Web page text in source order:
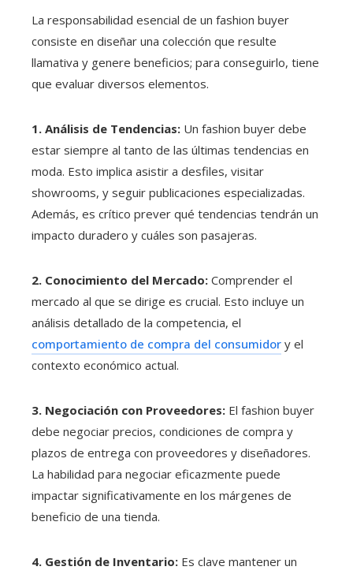
La responsabilidad esencial de un fashion buyer
consiste en diseñar una colección que resulte
llamativa y genere beneficios; para conseguirlo, tiene
que evaluar diversos elementos.
1. Análisis de Tendencias: Un fashion buyer debe
estar siempre al tanto de las últimas tendencias en
moda. Esto implica asistir a desfiles, visitar
showrooms, y seguir publicaciones especializadas.
Además, es crítico prever qué tendencias tendrán un
impacto duradero y cuáles son pasajeras.
2. Conocimiento del Mercado: Comprender el
mercado al que se dirige es crucial. Esto incluye un
análisis detallado de la competencia, el
comportamiento de compra del consumidor y el
contexto económico actual.
3. Negociación con Proveedores: El fashion buyer
debe negociar precios, condiciones de compra y
plazos de entrega con proveedores y diseñadores.
La habilidad para negociar eficazmente puede
impactar significativamente en los márgenes de
beneficio de una tienda.
4. Gestión de Inventario: Es clave mantener un